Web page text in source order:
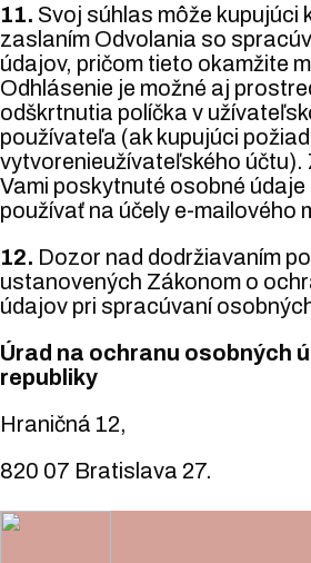
11. Svoj súhlas môže kupujúci
zaslaním Odvolania so
údajov, pričom tieto okamžite
Odhlásenie je možné aj
odškrtnutia políčka v
používateľa (ak kupujúci
vytvorenieužívateľského účtu).
Vami poskytnuté osobné údaje
používať na účely e-mailového
12. Dozor nad dodržiavaním
ustanovených Zákonom o
údajov pri spracúvaní
Úrad na ochranu osobných
republiky
Hraničná 12,
820 07 Bratislava 27.